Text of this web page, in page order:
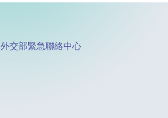
外交部緊急聯絡中心